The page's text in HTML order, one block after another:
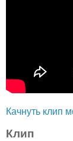
Качнуть клип
Клип